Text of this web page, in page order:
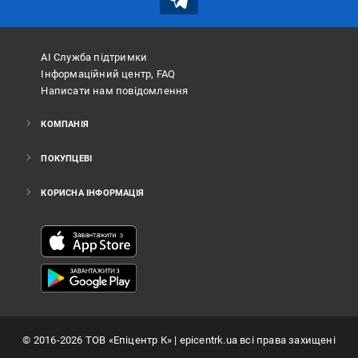
АІ Служба підтримки
Інформаційний центр, FAQ
Написати нам повідомлення
КОМПАНІЯ
ПОКУПЦЕВІ
КОРИСНА ІНФОРМАЦІЯ
© 2016-2026 ТОВ «Епіцентр К»| epicentrk.ua всі права захищені